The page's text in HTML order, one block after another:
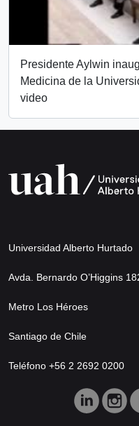
Presidente Aylwin
Medicina de la
video
Universidad Alberto Hurtado
Avda. Bernardo O’Higgins
Metro Los Héroes
Santiago de Chile
Teléfono +56 2 2692 0200